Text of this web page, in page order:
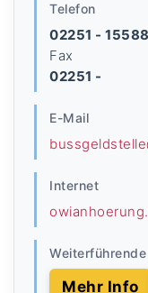
Telefon
02251 - 15588
Fax
02251 -
E-Mail
Internet
Mehr Info